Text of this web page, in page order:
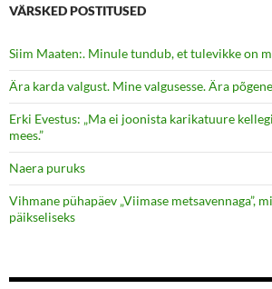
VÄRSKED POSTITUSED
Siim Maaten:. Minule tundub, et tulevikke on
Ära karda valgust. Mine valgusesse. Ära põgene
Erki Evestus: „Ma ei joonista karikatuure
mees.”
Naera puruks
Vihmane pühapäev „Viimase metsavennaga”,
päikseliseks